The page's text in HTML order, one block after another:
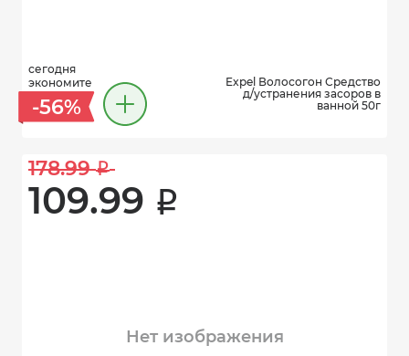
сегодня
экономите
-56%
Expel Волосогон Средство
д/устранения засоров в
ванной 50г
178.99 i
109.99 i
Нет изображения